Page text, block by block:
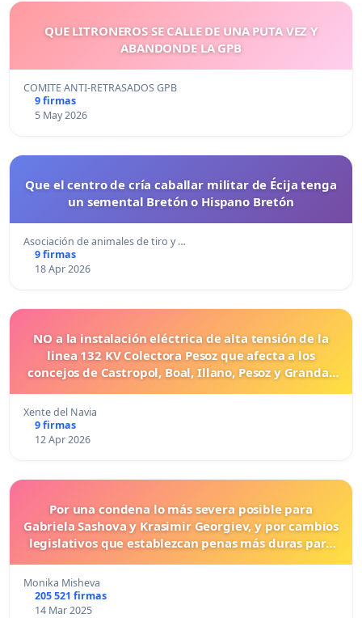
QUE LITRONEROS SE CALLE DE UNA PUTA VEZ Y
ABANDONDE LA GPB
COMITE ANTI-RETRASADOS GPB
9 firmas
5 May 2026
Que el centro de cría caballar militar de Écija tenga
un semental Bretón o Hispano Bretón
Asociación de animales de tiro y …
9 firmas
18 Apr 2026
NO a la instalación eléctrica de alta tensión de la
linea 132 KV Colectora Pesoz que afecta a los
concejos de Castropol, Boal, Illano, Pesoz y Grandas
Xente del Navia
9 firmas
12 Apr 2026
Por una condena lo más severa posible para
Gabriela Sashova y Krasimir Georgiev, y por cambios
legislativos que establezcan penas más duras para
Monika Misheva
205 521 firmas
14 Mar 2025